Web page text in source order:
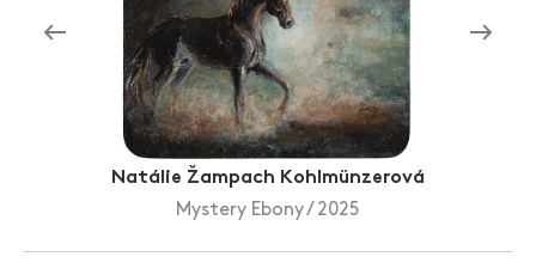
Aukce filmových klapek
Aktuality
Zlín Film Festival
Natálie Žampach Kohlmünzerová
Mystery Ebony / 2025